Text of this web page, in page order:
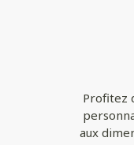
Profitez
aux